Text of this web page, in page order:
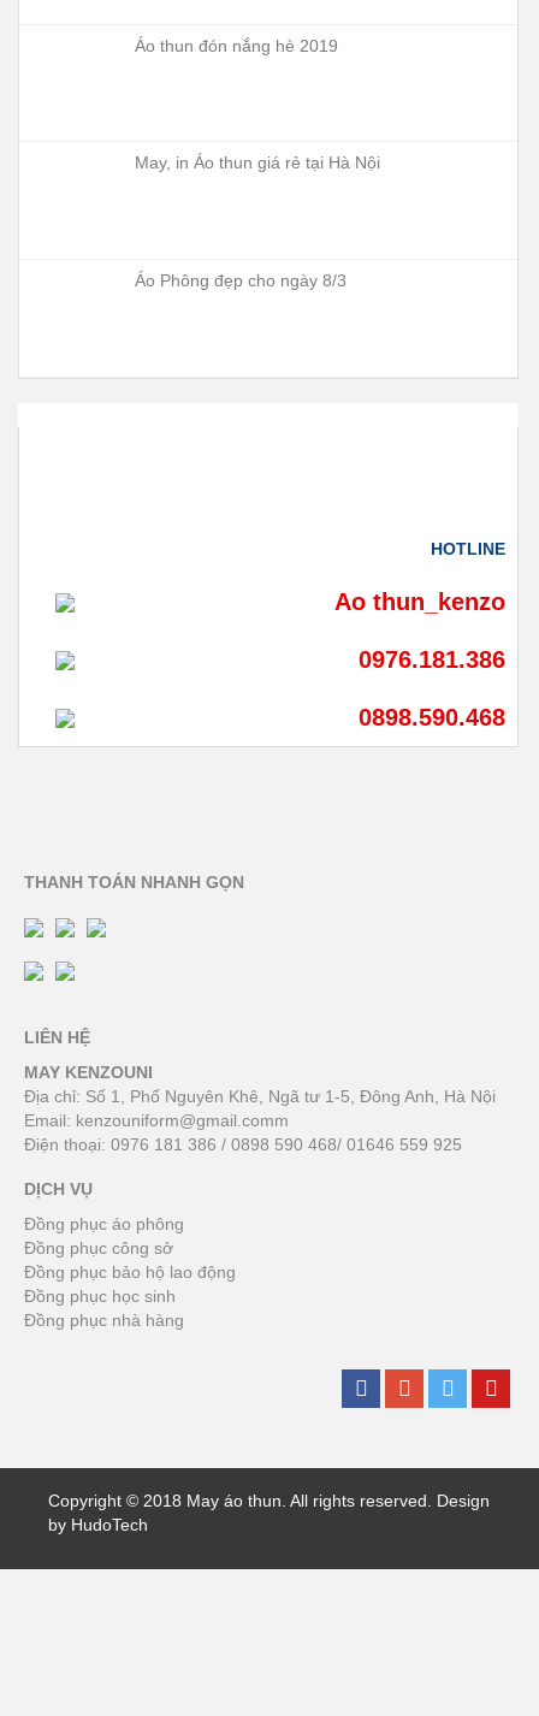
Áo thun đón nắng hè 2019
May, in Áo thun giá rẻ tại Hà Nội
Áo Phông đẹp cho ngày 8/3
HOTLINE
Ao thun_kenzo
0976.181.386
0898.590.468
THANH TOÁN NHANH GỌN
LIÊN HỆ
MAY KENZOUNI
Địa chỉ: Số 1, Phố Nguyên Khê, Ngã tư 1-5, Đông Anh, Hà Nội
Email: kenzouniform@gmail.comm
Điện thoại: 0976 181 386 / 0898 590 468/ 01646 559 925
DỊCH VỤ
Đồng phục áo phông
Đồng phục công sở
Đồng phục bảo hộ lao động
Đồng phục học sinh
Đồng phục nhà hàng
Copyright © 2018 May áo thun . All rights reserved. Design
by HudoTech